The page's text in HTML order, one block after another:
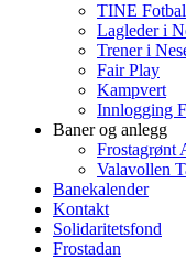
TINE
Lagleder i
Trener i
Fair Play
Kampvert
Innlogging
Baner og anlegg
Frostagrønt
Valavollen
Banekalender
Kontakt
Solidaritetsfond
Frostadan